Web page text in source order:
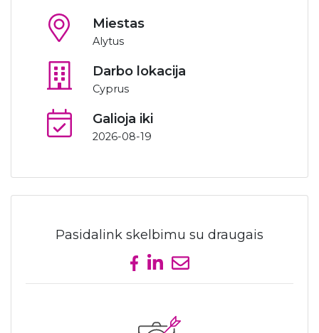
Miestas
Alytus
Darbo lokacija
Cyprus
Galioja iki
2026-08-19
Pasidalink skelbimu su draugais
Share on Facebook
Share on LinkedIn
Send email